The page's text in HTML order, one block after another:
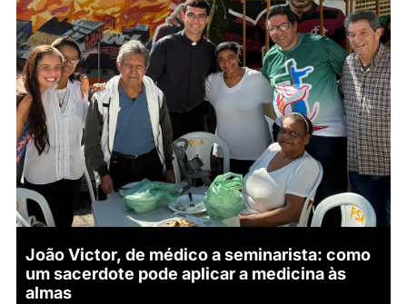
João Victor, de médico a seminarista: como
um sacerdote pode aplicar a medicina às
almas